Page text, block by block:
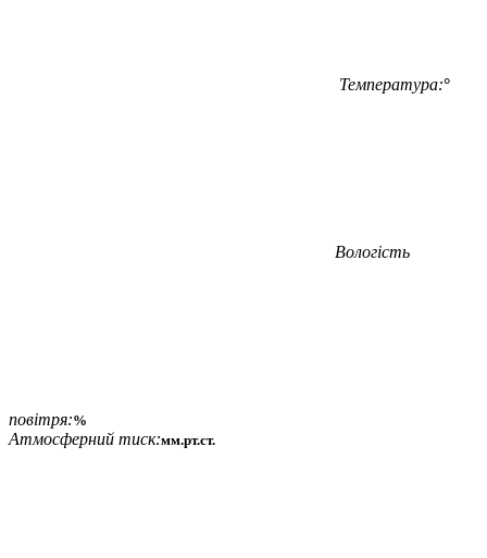
Температура:°
Вологість
повітря:%
Атмосферний тиск:мм.рт.ст.